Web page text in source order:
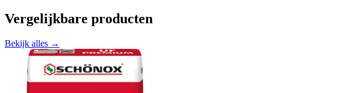
Vergelijkbare producten
Bekijk alles →